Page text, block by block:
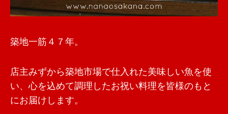
築地一筋４７年。
店主みずから築地市場で仕入れた美味しい魚を使
い、心を込めて調理したお祝い料理を皆様のもと
にお届けします。